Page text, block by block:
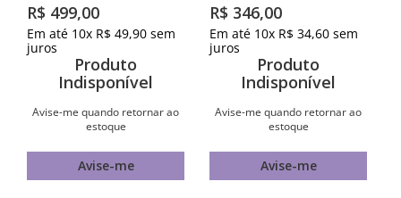
R$ 499,00
Em até 10x R$ 49,90 sem
juros
Produto
Indisponível
Avise-me quando retornar ao
estoque
Avise-me
R$ 346,00
Em até 10x R$ 34,60 sem
juros
Produto
Indisponível
Avise-me quando retornar ao
estoque
Avise-me